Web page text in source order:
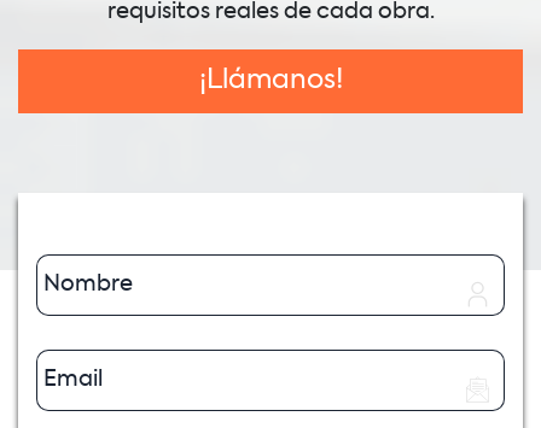
requisitos reales de cada obra.
¡Llámanos!